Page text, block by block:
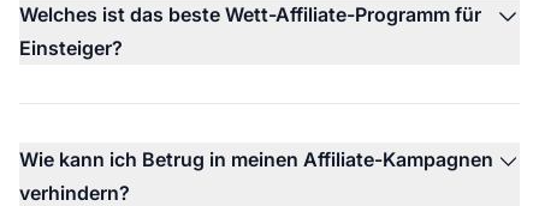
Welches ist das beste Wett-Affiliate-Programm für
Einsteiger?
Wie kann ich Betrug in meinen Affiliate-Kampagnen
verhindern?